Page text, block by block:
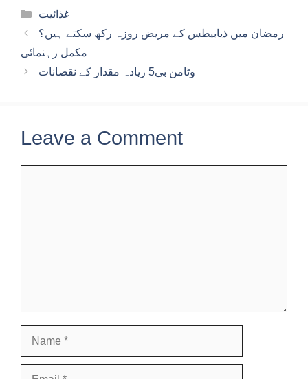
Categories
غذائیت
رمضان میں ذیابیطس کے مریض روزہ رکھ سکتے ہیں؟
مکمل رہنمائی
وٹامن بی5 زیادہ مقدار کے نقصانات
Leave a Comment
Name
Email